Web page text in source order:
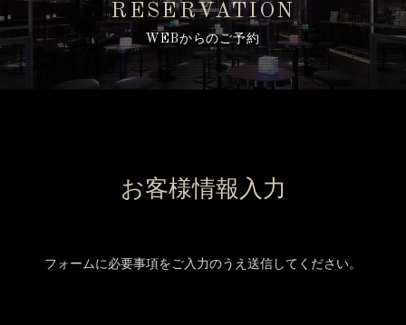
RESERVATION
WEBからのご予約
お客様情報入力
フォームに必要事項をご入力のうえ送信してください。